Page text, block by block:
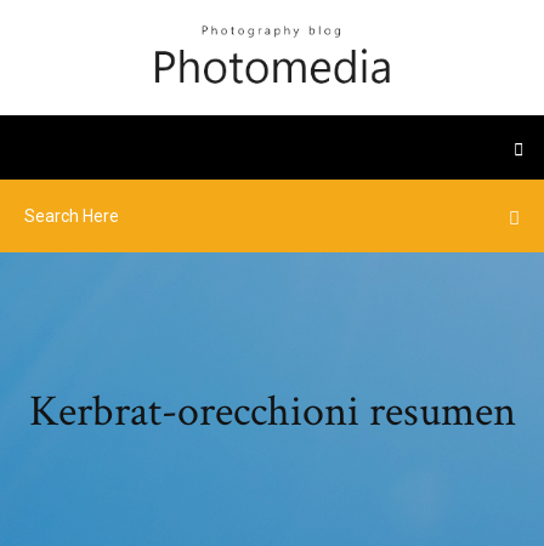
Kerbrat-orecchioni resumen